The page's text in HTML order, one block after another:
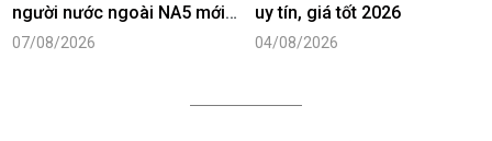
người nước ngoài NA5 mới
nhất năm 2026
07/08/2026
uy tín, giá tốt 2026
04/08/2026